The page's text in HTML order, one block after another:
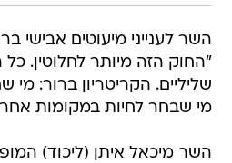
השר לענייני מיעוטים אבישי
"החוק הזה מיותר לחלוטין. כל
שליליים. הקריטריון ברור: מי
מי שבחר לחיות במקומות
השר מיכאל איתן (ליכוד)